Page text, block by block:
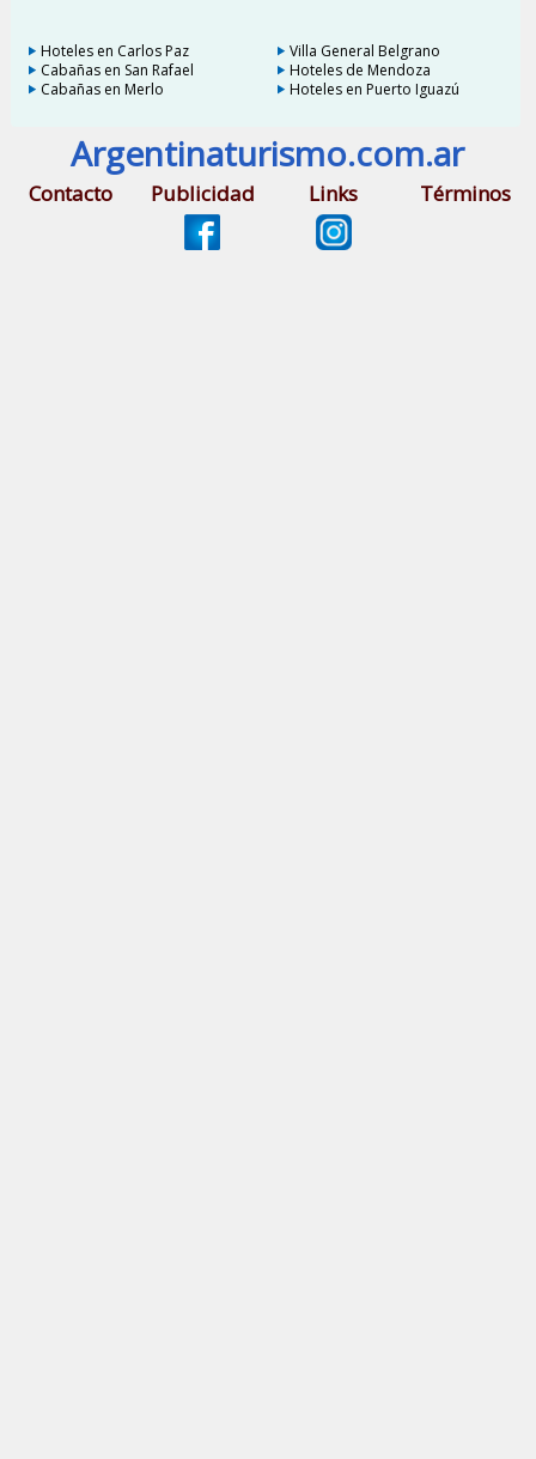
Hoteles en Carlos Paz
Villa General Belgrano
Cabañas en San Rafael
Hoteles de Mendoza
Cabañas en Merlo
Hoteles en Puerto Iguazú
Argentinaturismo.com.ar
Contacto Publicidad Links Términos